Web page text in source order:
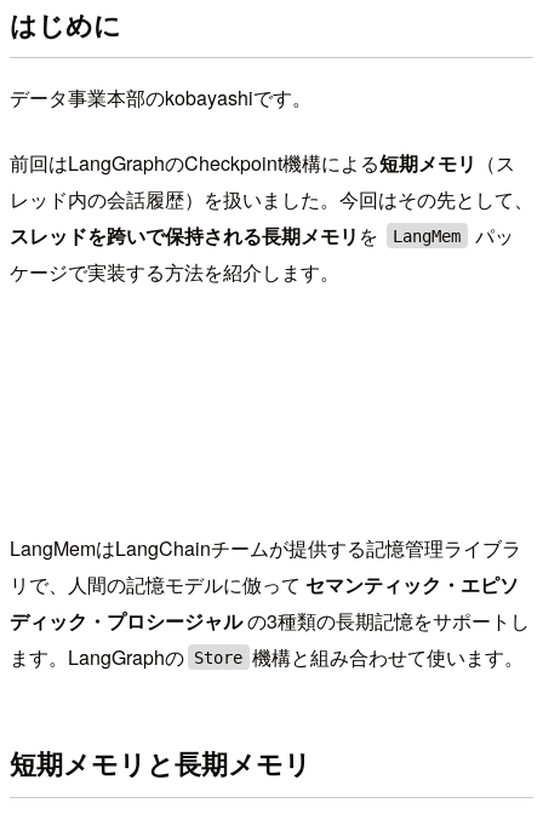
はじめに
データ事業本部のkobayashiです。
前回はLangGraphのCheckpoint機構による短期メモリ （ス
レッド内の会話履歴）を扱いました。今回はその先として、
スレッドを跨いで保持される長期メモリ を LangMem
パッ
ケージで実装する方法を紹介します。
LangMemはLangChainチームが提供する記憶管理ライブラ
リで、人間の記憶モデルに倣って セマンティック・エピソ
ディック・プロシージャルの3種類の長期記憶をサポートし
ます。LangGraphの Store 機構と組み合わせて使います。
短期メモリと長期メモリ